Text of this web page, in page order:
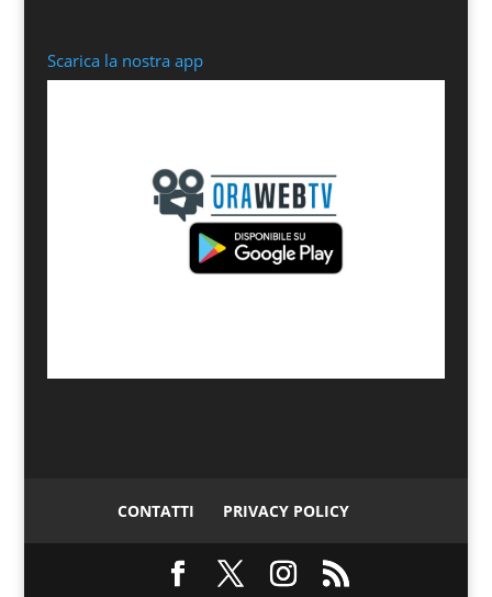
Scarica la nostra app
CONTATTI PRIVACY POLICY